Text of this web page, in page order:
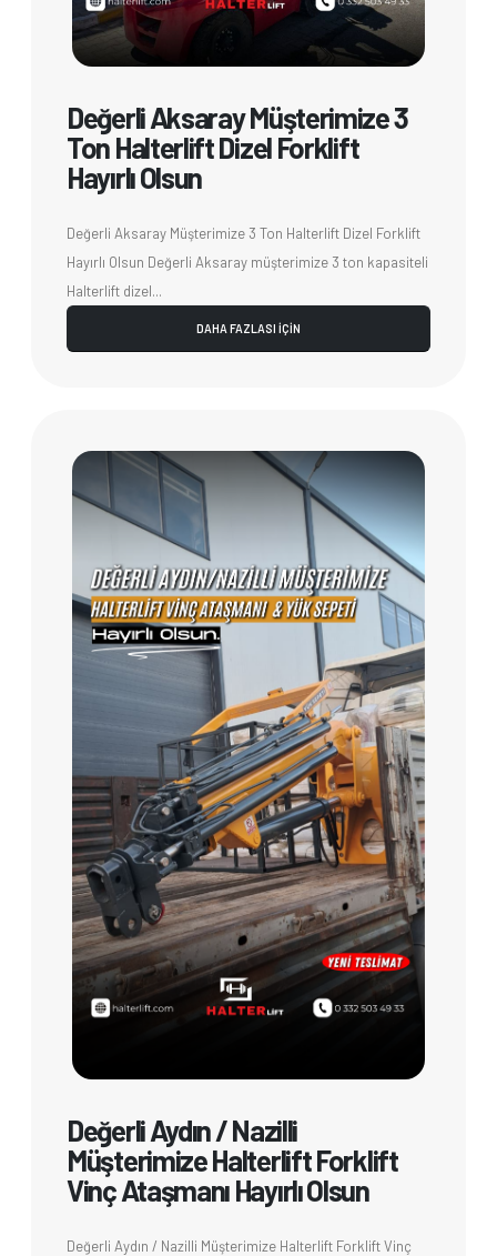
Değerli Aksaray Müşterimize 3
Ton Halterlift Dizel Forklift
Hayırlı Olsun
Değerli Aksaray Müşterimize 3 Ton Halterlift Dizel Forklift
Hayırlı Olsun Değerli Aksaray müşterimize 3 ton kapasiteli
Halterlift dizel...
DAHA FAZLASI İÇİN
Değerli Aydın / Nazilli
Müşterimize Halterlift Forklift
Vinç Ataşmanı Hayırlı Olsun
Değerli Aydın / Nazilli Müşterimize Halterlift Forklift Vinç